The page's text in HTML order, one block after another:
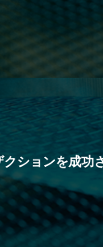
ションを成功